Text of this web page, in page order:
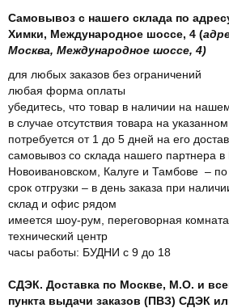
Самовывоз с нашего склада по
Химки, Международное шоссе, 4 (
Москва, Международное шоссе, 4)
для любых заказов без ограничений
любая форма оплаты
убедитесь, что товар в наличии на
в случае отсутствия товара на
потребуется от 1 до 5 дней на его
самовывоз со склада нашего партнера
Новоивановском, Калуге и Тамбове – по
срок отгрузки – в день заказа при
склад и офис рядом
имеется шоу-рум, переговорная
технический центр
часы работы: БУДНИ с 9 до 18
СДЭК. Доставка по Москве, М.О. и
пункта выдачи заказов (ПВЗ) СДЭК